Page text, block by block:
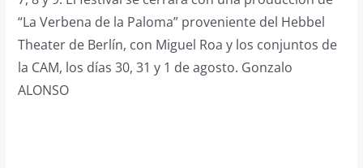
“La Verbena de la Paloma” proveniente del Hebbel
Theater de Berlín, con Miguel Roa y los conjuntos de
la CAM, los días 30, 31 y 1 de agosto. Gonzalo
ALONSO